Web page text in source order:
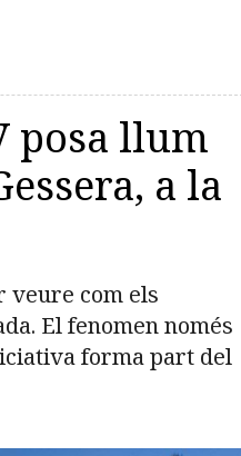
posa llum
a la
veure com els
El fenomen només
forma part del